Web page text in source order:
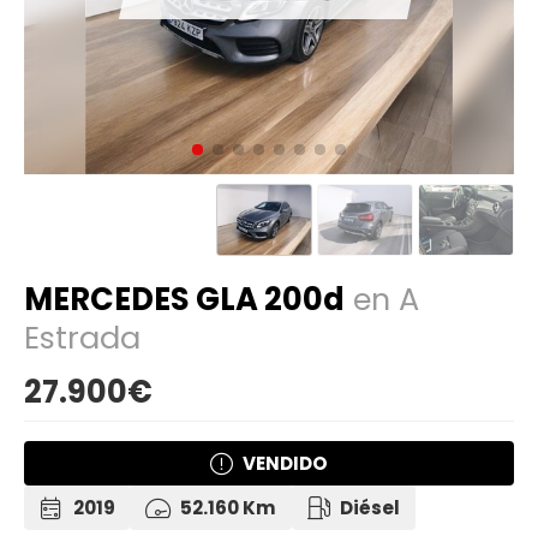
MERCEDES GLA 200d en A
Estrada
27.900€
VENDIDO
2019
52.160 Km Diésel